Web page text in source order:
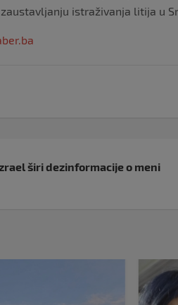
istraživanja litija u
širi dezinformacije o meni